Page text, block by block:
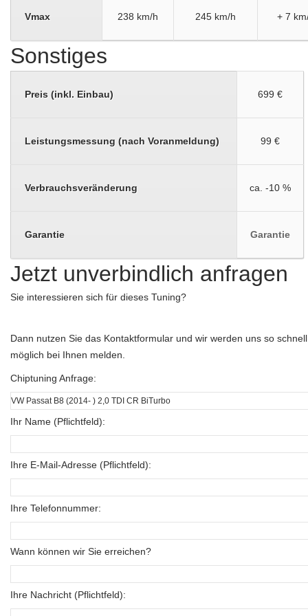
Vmax 238 km/h 245 km/h + 7
Sonstiges
Preis (inkl. Einbau) 699 €
Leistungsmessung (nach Voranmeldung) 99 €
Verbrauchsveränderung ca. -10 %
Garantie Garantie
Jetzt unverbindlich anfragen
Sie interessieren sich für dieses Tuning?
Dann nutzen Sie das Kontaktformular und wir werden uns so
möglich bei Ihnen melden.
Chiptuning Anfrage:
Ihr Name (Pflichtfeld):
Ihre E-Mail-Adresse (Pflichtfeld):
Ihre Telefonnummer:
Wann können wir Sie erreichen?
Ihre Nachricht (Pflichtfeld):